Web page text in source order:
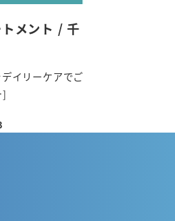
メント / 千
イリーケアでご